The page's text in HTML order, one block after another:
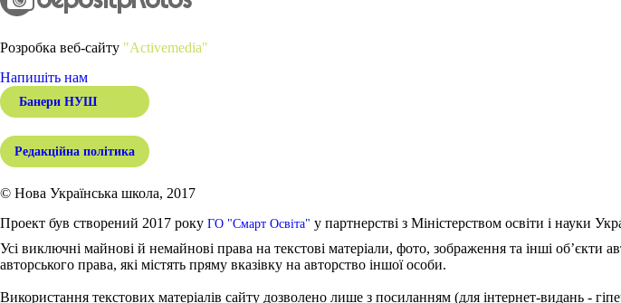
Розробка веб-сайту "Activemedia"
Напишіть нам
Банери НУШ
Редакційна політика
© Нова Українська школа, 2017
Проект був створений 2017 року ГО "Смарт Освіта" у партнерстві з Міністерством освіти і науки
Усі виключні майнові й немайнові права на текстові матеріали, фото, зображення та інші об’єкти
авторського права, які містять пряму вказівку на авторство іншої особи.
Використання текстових матеріалів сайту дозволено лише з посиланням (для інтернет-видань -